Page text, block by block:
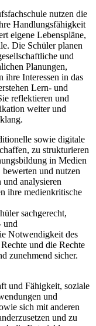
nutzen die
Handlungsfähigkeit
eigene Lebenspläne,
Die Schüler planen
und
Planungen,
ihre Interessen in das
Lern- und
reflektieren und
weiter und
sowie digitale
zu strukturieren
in Medien
und nutzen
analysieren
ihre medienkritische
sachgerecht,
und
Notwendigkeit des
und die Rechte
zunehmend sicher.
und Fähigkeit, soziale
und
sich mit anderen
und zu